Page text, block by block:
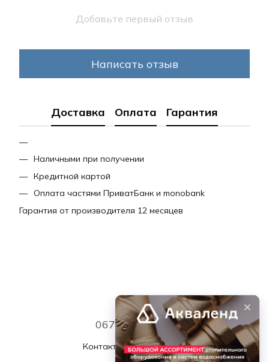
Добавьте первый отзыв
Написать отзыв
Доставка Оплата Гарантия
Наличными при получении
Кредитной картой
Оплата частями ПриватБанк и monobank
Гарантия от производителя 12 месяцев
067 339 7768
Контактная информация